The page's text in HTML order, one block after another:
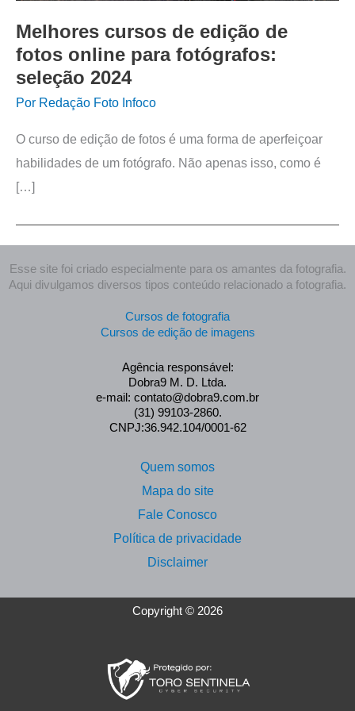
Melhores cursos de edição de
fotos online para fotógrafos:
seleção 2024
Por Redação Foto Infoco
O curso de edição de fotos é uma forma de aperfeiçoar
habilidades de um fotógrafo. Não apenas isso, como é
[…]
Esse site foi criado especialmente para os amantes da fotografia.
Aqui divulgamos diversos tipos conteúdo relacionado a fotografia.
Cursos de fotografia
Cursos de edição de imagens
Agência responsável:
Dobra9 M. D. Ltda.
e-mail: contato@dobra9.com.br
(31) 99103-2860.
CNPJ:36.942.104/0001-62
Quem somos
Mapa do site
Fale Conosco
Política de privacidade
Disclaimer
Copyright © 2026